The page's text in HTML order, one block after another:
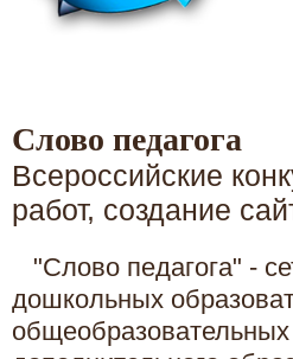
Слово педагога
Всероссийские
работ, создание
"Слово педагога" -
дошкольных
общеобразовательных